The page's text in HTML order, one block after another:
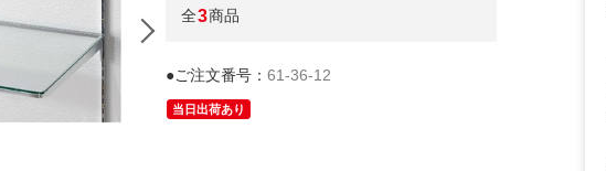
全3商品
●ご注文番号： 61-36-12
当日出荷あり